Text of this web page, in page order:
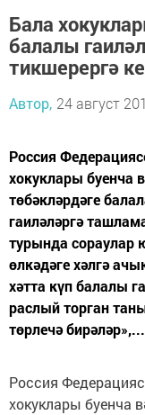
Бала
балалы
тикшерергә
Автор, 24 август
Россия
хокуклары буенча
төбәкләрдәге
гаиләләргә
турында сораулар
өлкәдәге хәлгә
хәтта күп балалы
раслый торган
төрлечә бирәләр»,...
Россия
хокуклары буенча